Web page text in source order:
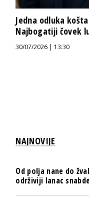
Jedna odluka
Najbogatiji čovek
30/07/2026 | 13:30
NAJNOVIJE
Od polja nane do
održiviji lanac